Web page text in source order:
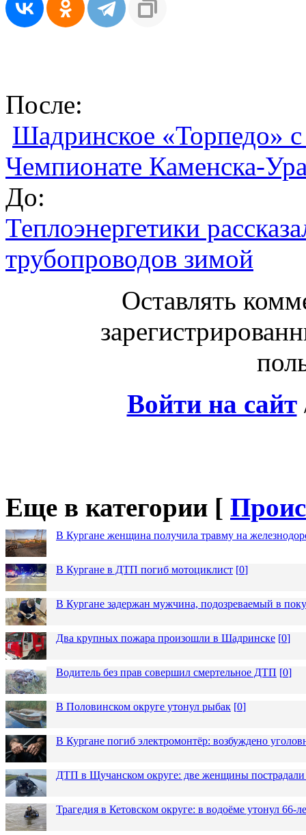
После:
Шадринское «Торпедо»
Чемпионате Каменска-
До:
Теплоэнергетики
трубопроводов зимой
Оставлять
Войти на сайт
Еще в категории [
В Кургане женщина получила травму на
В Кургане в ДТП погиб мотоциклист [0]
В Кургане задержан мужчина, подозреваемый в
Два крупных пожара произошли в Шадринске [0]
Водитель без прав совершил смертельное ДТП [0]
В Половинском округе утонул рыбак [0]
В Кургане погиб электромонтёр: возбуждено
ДТП в Щучанском округе: две женщины пострадали
Трагедия в Кетовском округе: в водоёме утонул 66-